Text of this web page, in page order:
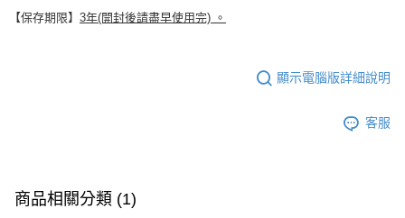
【保存期限】 3年(開封後請盡早使用完) 。
顯示電腦版詳細說明
客服
商品相關分類 (1)